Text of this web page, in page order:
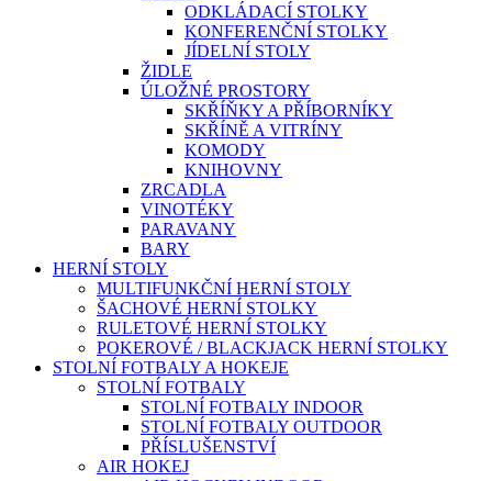
ODKLÁDACÍ STOLKY
KONFERENČNÍ STOLKY
JÍDELNÍ STOLY
ŽIDLE
ÚLOŽNÉ PROSTORY
SKŘÍŇKY A PŘÍBORNÍKY
SKŘÍNĚ A VITRÍNY
KOMODY
KNIHOVNY
ZRCADLA
VINOTÉKY
PARAVANY
BARY
HERNÍ STOLY
MULTIFUNKČNÍ HERNÍ STOLY
ŠACHOVÉ HERNÍ STOLKY
RULETOVÉ HERNÍ STOLKY
POKEROVÉ / BLACKJACK HERNÍ STOLKY
STOLNÍ FOTBALY A HOKEJE
STOLNÍ FOTBALY
STOLNÍ FOTBALY INDOOR
STOLNÍ FOTBALY OUTDOOR
PŘÍSLUŠENSTVÍ
AIR HOKEJ